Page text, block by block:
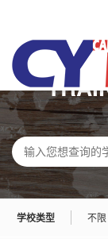
学校类型 不限